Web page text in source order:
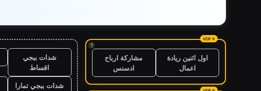
!
اول اثنين ريادة
اعمال
مشاركة ارباح
ادسنس
شدات ببجي
اقساط
شدات ببجي تمارا